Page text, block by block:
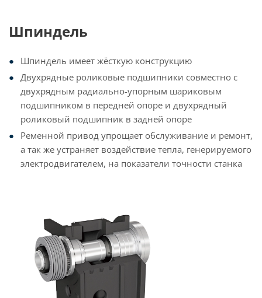
Шпиндель
Шпиндель имеет жёсткую конструкцию
Двухрядные роликовые подшипники совместно с
двухрядным радиально-упорным шариковым
подшипником в передней опоре и двухрядный
роликовый подшипник в задней опоре
Ременной привод упрощает обслуживание и ремонт,
а так же устраняет воздействие тепла, генерируемого
электродвигателем, на показатели точности станка